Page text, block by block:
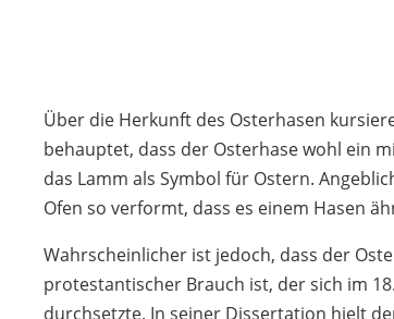
Über die Herkunft des Osterhasen
behauptet, dass der Osterhase wohl ein
das Lamm als Symbol für Ostern.
Ofen so verformt, dass es einem Hasen
Wahrscheinlicher ist jedoch, dass der
protestantischer Brauch ist, der sich im
durchsetzte. In seiner Dissertation hielt